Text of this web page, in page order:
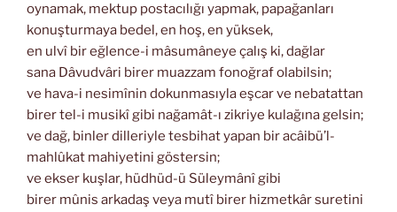
oynamak, mektup postacılığı yapmak, papağanları
konuşturmaya bedel, en hoş, en yüksek,
en ulvî bir eğlence-i mâsumâneye çalış ki, dağlar
sana Dâvudvâri birer muazzam fonoğraf olabilsin;
ve hava-i nesimînin dokunmasıyla eşcar ve nebatattan
birer tel-i musikî gibi nağamât-ı zikriye kulağına gelsin;
ve dağ, binler dilleriyle tesbihat yapan bir acâibü’l-
mahlûkat mahiyetini göstersin;
ve ekser kuşlar, hüdhüd-ü Süleymânî gibi
birer mûnis arkadaş veya mutî birer hizmetkâr suretini